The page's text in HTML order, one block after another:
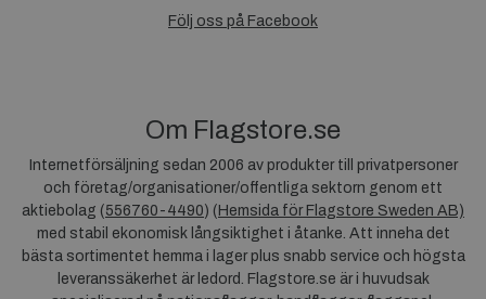
Följ oss på Facebook
Om Flagstore.se
Internetförsäljning sedan 2006 av produkter till privatpersoner
och företag/organisationer/offentliga sektorn genom ett
aktiebolag (556760-4490) ( Hemsida för Flagstore Sweden AB)
med stabil ekonomisk långsiktighet i åtanke. Att inneha det
bästa sortimentet hemma i lager plus snabb service och högsta
leveranssäkerhet är ledord. Flagstore.se är i huvudsak